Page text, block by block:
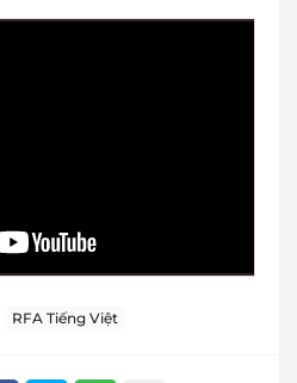
RFA Tiếng Việt